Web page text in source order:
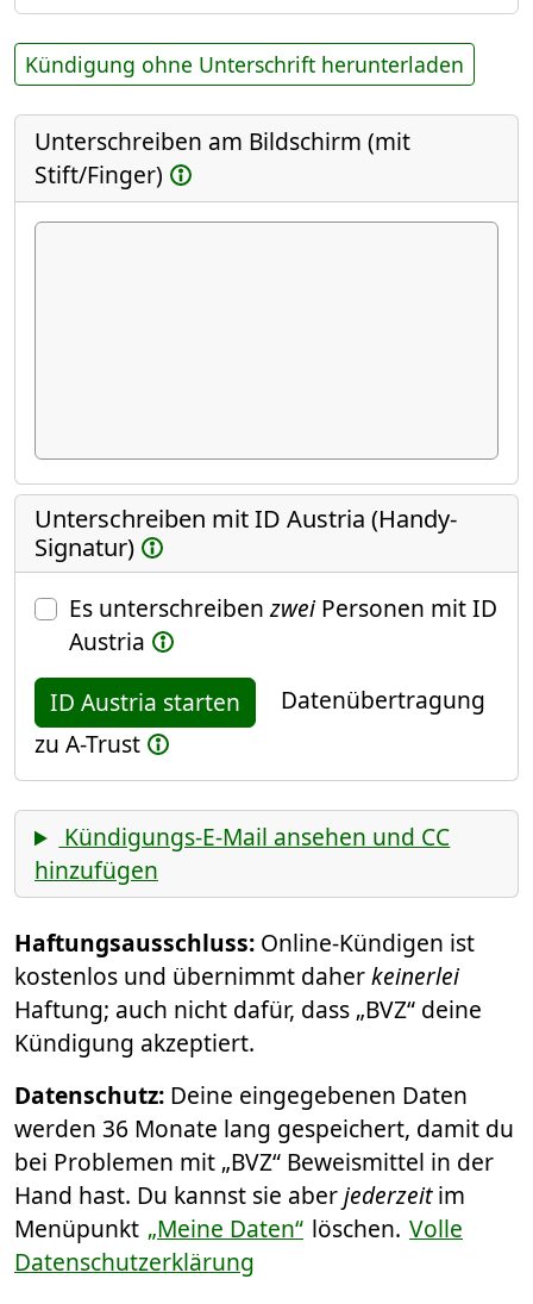
Kündigung ohne Unterschrift herunterladen
Unterschreiben am Bildschirm (mit
Stift/Finger)
Unterschreiben mit ID Austria (Handy-
Signatur)
Es unterschreibenzweiPersonen mit ID
Austria
ID Austria starten
Datenübertragung
zu A-Trust
Kündigungs-E-Mail ansehen und CC
hinzufügen
Haftungsausschluss: Online-Kündigen ist
kostenlos und übernimmt daherkeinerlei
Haftung; auch nicht dafür, dass „BVZ“ deine
Kündigung akzeptiert.
Datenschutz: Deine eingegebenen Daten
werden 36 Monate lang gespeichert, damit du
bei Problemen mit „BVZ“ Beweismittel in der
Hand hast. Du kannst sie aberjederzeitim
Menüpunkt „Meine Daten“ löschen. Volle
Datenschutzerklärung